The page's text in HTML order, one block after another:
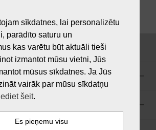
CENTRS "LAIKS"
sīkdatnes, lai personalizētu
parādīto saturu un
kas varētu būt aktuāli tieši
izmantot mūsu vietni, Jūs
mūsus sīkdatnes. Ja Jūs
vairāk par mūsu sīkdatņu
šeit.